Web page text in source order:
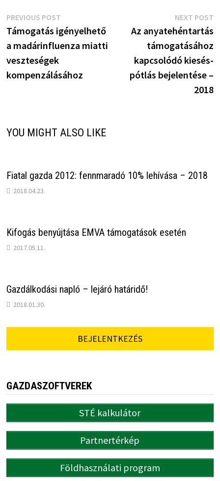
Bejegyzés
navigáció
PREVIOUS POSTPrevious
post:
Támogatás igényelhető
a madárinfluenza miatti
veszteségek
kompenzálásához
NEXT POST
Az anyatehéntartás
támogatásához
kapcsolódó kiesés-
pótlás bejelentése –
2018
YOU MIGHT ALSO LIKE
Fiatal gazda 2012: fennmaradó 10% lehívása – 2018
2018.04.23.
Kifogás benyújtása EMVA támogatások esetén
2017.05.11.
Gazdálkodási napló – lejáró határidő!
2018.01.30.
BEJELENTKEZÉS
GAZDASZOFTVEREK
STÉ kalkulátor
Partnertérkép
Földhasználati program